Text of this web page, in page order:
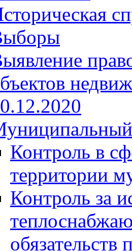
Контроль в
территории
Контроль за
обязательств